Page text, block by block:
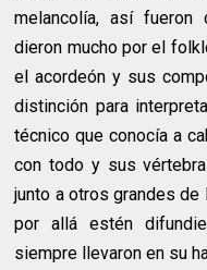
melancolía, así fueron
dieron mucho por el
el acordeón y sus
distinción para
técnico que conocía a
con todo y sus
junto a otros grandes de
por allá estén
siempre llevaron en su